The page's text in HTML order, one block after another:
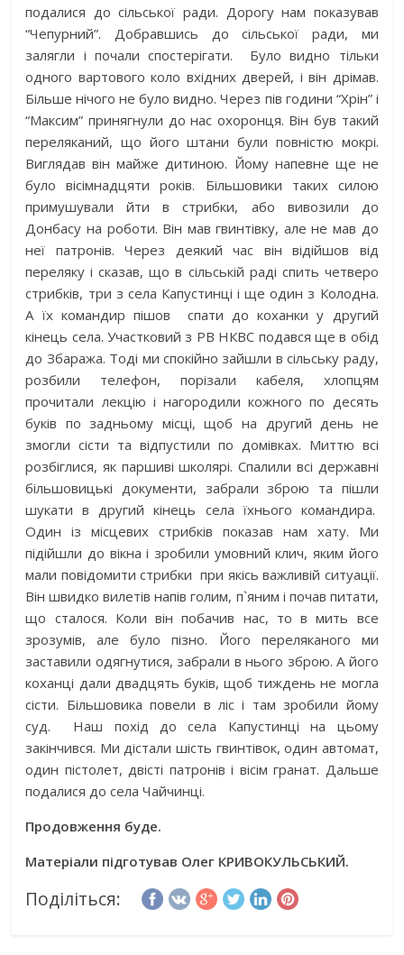
подалися до сільської ради. Дорогу нам показував
“Чепурний”. Добравшись до сільської ради, ми
залягли і почали спостерігати. Було видно тільки
одного вартового коло вхідних дверей, і він дрімав.
Більше нічого не було видно. Через пів години “Хрін” і
“Максим” принягнули до нас охоронця. Він був такий
переляканий, що його штани були повністю мокрі.
Виглядав він майже дитиною. Йому напевне ще не
було вісімнадцяти років. Більшовики таких силою
примушували йти в стрибки, або вивозили до
Донбасу на роботи. Він мав гвинтівку, але не мав до
неї патронів. Через деякий час він відійшов від
переляку і сказав, що в сільській раді спить четверо
стрибків, три з села Капустинці і ще один з Колодна.
А їх командир пішов спати до коханки у другий
кінець села. Участковий з РВ НКВС подався ще в обід
до Збаража. Тоді ми спокійно зайшли в сільську раду,
розбили телефон, порізали кабеля, хлопцям
прочитали лекцію і нагородили кожного по десять
буків по задньому місці, щоб на другий день не
змогли сісти та відпустили по домівках. Миттю всі
розбіглися, як паршиві школярі. Спалили всі державні
більшовицькі документи, забрали зброю та пішли
шукати в другий кінець села їхнього командира.
Один із місцевих стрибків показав нам хату. Ми
підійшли до вікна і зробили умовний клич, яким його
мали повідомити стрибки при якісь важливій ситуації.
Він швидко вилетів напів голим, п`яним і почав питати,
що сталося. Коли він побачив нас, то в мить все
зрозумів, але було пізно. Його переляканого ми
заставили одягнутися, забрали в нього зброю. А його
коханці дали двадцять буків, щоб тиждень не могла
сісти. Більшовика повели в ліс і там зробили йому
суд. Наш похід до села Капустинці на цьому
закінчився. Ми дістали шість гвинтівок, один автомат,
один пістолет, двісті патронів і вісім гранат. Дальше
подалися до села Чайчинці.
Продовження буде.
Матеріали підготував Олег КРИВОКУЛЬСЬКИЙ.
Поділіться: